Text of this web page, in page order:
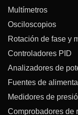
Multímetros
Osciloscopios
Rotación de fase y
Controladores PID
Analizadores de
Fuentes de
Medidores de
Comprobadores de